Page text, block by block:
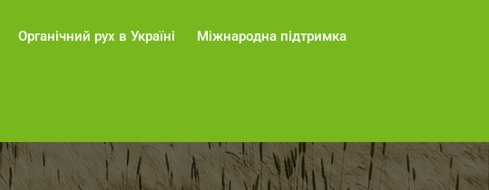
Органічний рух в Україні Міжнародна підтримка